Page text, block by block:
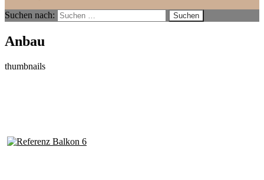
Suchen nach:
Anbau
thumbnails